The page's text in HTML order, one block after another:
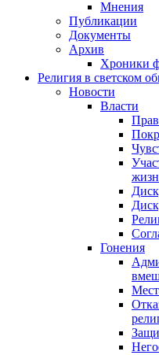
Мнения
Публикации
Документы
Архив
Хроники
Религия в светском
Новости
Власти
Гонения